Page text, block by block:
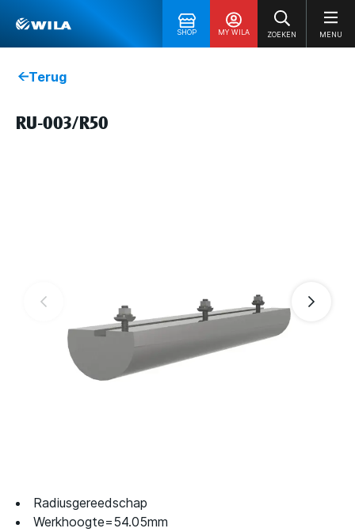
SHOP MY WILA ZOEKEN MENU
Terug
RU-003/R50
Radiusgereedschap
Werkhoogte=54.05mm